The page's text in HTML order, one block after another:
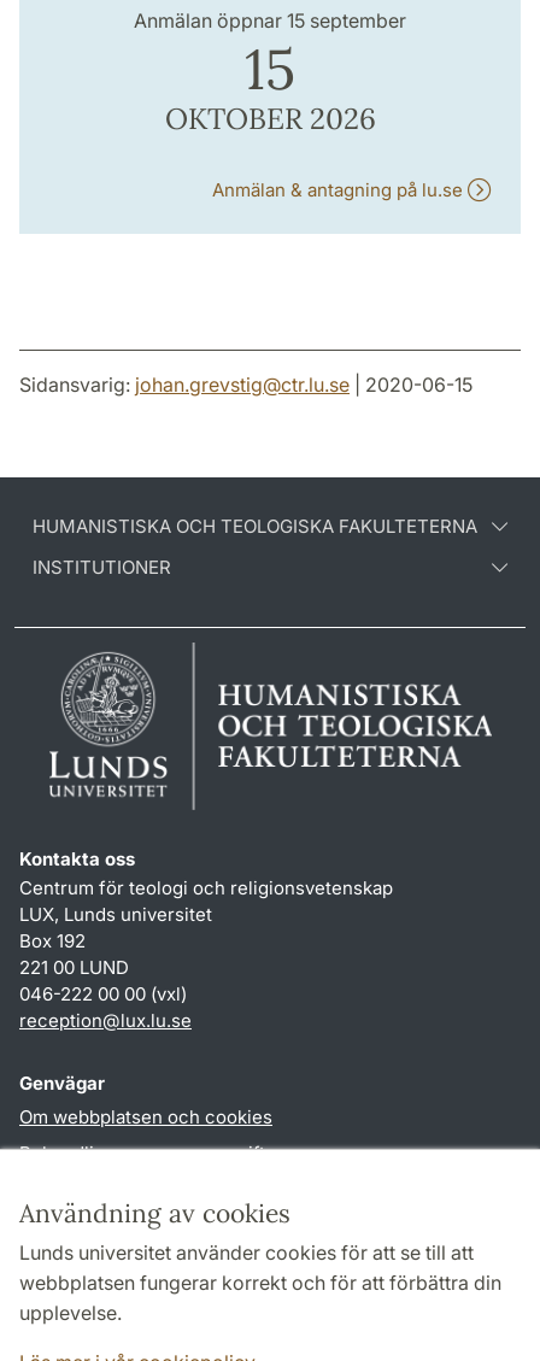
Användning av cookies
Lunds universitet använder cookies för att se till att
webbplatsen fungerar korrekt och för att förbättra din
upplevelse.
Anmälan öppnar 15 september
15
OKTOBER 2026
Anmälan & antagning på lu.se
Sidansvarig: johan.grevstig@ctr.lu.se | 2020-06-15
HUMANISTISKA OCH TEOLOGISKA FAKULTETERNA
INSTITUTIONER
Kontakta oss
Centrum för teologi och religionsvetenskap
LUX, Lunds universitet
Box 192
221 00 LUND
046-222 00 00 (vxl)
reception@lux.lu.se
Genvägar
Om webbplatsen och cookies
Behandling av personuppgifter
TYPO3-login
Följ oss i sociala medier